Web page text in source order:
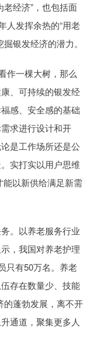
经济”，也包括面
人发挥余热的“用老
银发经济的潜力。
作一棵大树，那么
、可持续的银发经
感、安全感的基础
求进行设计和开
是工作场所还是公
实打实以用户思维
能以新供给满足新需
。以养老服务行业
，我国对养老护理
只有50万名。养老
存在数量少、技能
的蓬勃发展，离不开
通道，聚集更多人